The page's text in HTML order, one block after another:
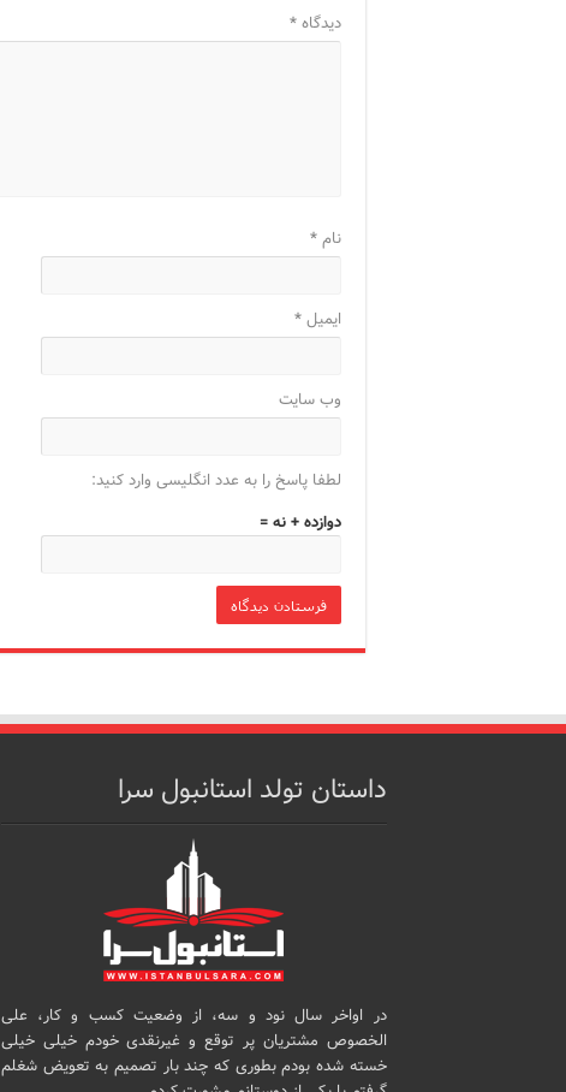
دیدگاه*
نام*
ایمیل*
وب‌ سایت
لطفا پاسخ را به عدد انگلیسی وارد کنید:
دوازده + نه =
داستان تولد استانبول سرا
در اواخر سال نود و سه، از وضعیت کسب و کار، علی
الخصوص مشتریان پر توقع و غیرنقدی خودم خیلی خیلی
خسته شده بودم بطوری که چند بار تصمیم به تعویض شغلم